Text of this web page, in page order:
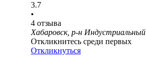
3.7
•
4 отзыва
Хабаровск, р-н Индустриальный
Откликнитесь среди первых
Откликнуться